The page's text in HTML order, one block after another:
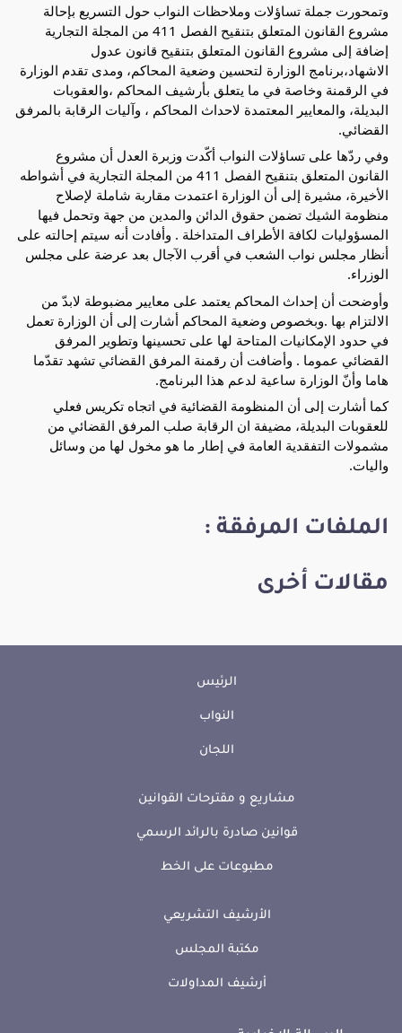
وتمحورت جملة تساؤلات وملاحظات النواب حول التسريع بإحالة
مشروع القانون المتعلق بتنقيح الفصل 411 من المجلة التجارية
إضافة إلى مشروع القانون المتعلق بتنقيح قانون عدول
الاشهاد،برنامج الوزارة لتحسين وضعية المحاكم، ومدى تقدم الوزارة
في الرقمنة وخاصة في ما يتعلق بأرشيف المحاكم ،والعقوبات
البديلة، والمعايير المعتمدة لاحداث المحاكم ، وآليات الرقابة بالمرفق
القضائي.
وفي ردّها على تساؤلات النواب أكّدت وزبرة العدل أن مشروع
القانون المتعلق بتنقيح الفصل 411 من المجلة التجارية في أشواطه
الأخيرة، مشيرة إلى أن الوزارة اعتمدت مقاربة شاملة لإصلاح
منظومة الشيك تضمن حقوق الدائن والمدين من جهة وتحمل فيها
المسؤوليات لكافة الأطراف المتداخلة . وأفادت أنه سيتم إحالته على
أنظار مجلس نواب الشعب في أقرب الآجال بعد عرضة على مجلس
الوزراء.
وأوضحت أن إحداث المحاكم يعتمد على معايير مضبوطة لابدّ من
الالتزام بها .وبخصوص وضعية المحاكم أشارت إلى أن الوزارة تعمل
في حدود الإمكانيات المتاحة لها على تحسينها وتطوير المرفق
القضائي عموما . وأضافت أن رقمنة المرفق القضائي تشهد تقدّما
هاما وأنّ الوزارة ساعية لدعم هذا البرنامج.
كما أشارت إلى أن المنظومة القضائية في اتجاه تكريس فعلي
للعقوبات البديلة، مضيفة ان الرقابة صلب المرفق القضائي من
مشمولات التفقدية العامة في إطار ما هو مخول لها من وسائل
واليات.
الملفات المرفقة :
مقالات أخرى
الرئيس
النواب
اللجان
مشاريع و مقترحات القوانين
قوانين صادرة بالرائد الرسمي
مطبوعات على الخط
الأرشيف التشريعي
مكتبة المجلس
أرشيف المداولات